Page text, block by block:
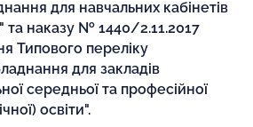
для навчальних кабінетів
та наказу № 1440/2.11.2017
Типового переліку
для закладів
середньої та професійної
освіти".